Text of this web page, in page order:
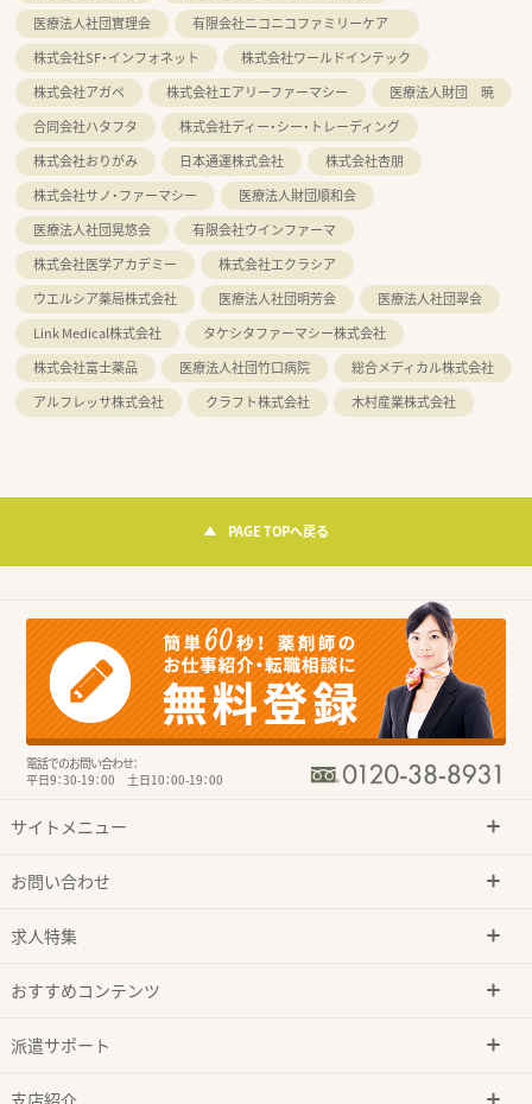
医療法人社団實理会
有限会社ニコニコファミリーケア
株式会社SF・インフォネット
株式会社ワールドインテック
株式会社アガペ
株式会社エアリーファーマシー
医療法人財団 暁
合同会社ハタフタ
株式会社ディー・シー・トレーディング
株式会社おりがみ
日本通運株式会社
株式会社杏朋
株式会社サノ・ファーマシー
医療法人財団順和会
医療法人社団晃悠会
有限会社ウインファーマ
株式会社医学アカデミー
株式会社エクラシア
ウエルシア薬局株式会社
医療法人社団明芳会
医療法人社団翠会
Link Medical株式会社
タケシタファーマシー株式会社
株式会社富士薬品
医療法人社団竹口病院
総合メディカル株式会社
アルフレッサ株式会社
クラフト株式会社 木村産業株式会社
PAGE TOPへ戻る
電話でのお問い合わせ：
平日9：30-19：00 土日10：00-19：00
サイトメニュー
お問い合わせ
求人特集
おすすめコンテンツ
派遣サポート
支店紹介